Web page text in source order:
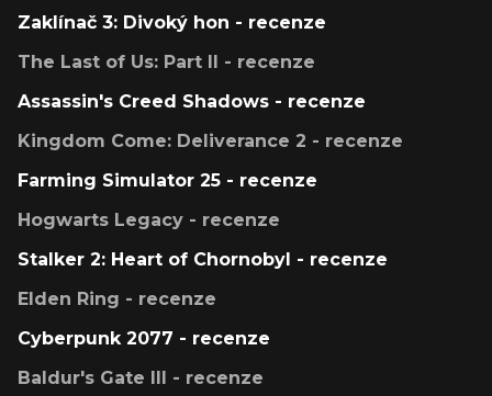
Zaklínač 3: Divoký hon - recenze
The Last of Us: Part II - recenze
Assassin's Creed Shadows - recenze
Kingdom Come: Deliverance 2 - recenze
Farming Simulator 25 - recenze
Hogwarts Legacy - recenze
Stalker 2: Heart of Chornobyl - recenze
Elden Ring - recenze
Cyberpunk 2077 - recenze
Baldur's Gate III - recenze